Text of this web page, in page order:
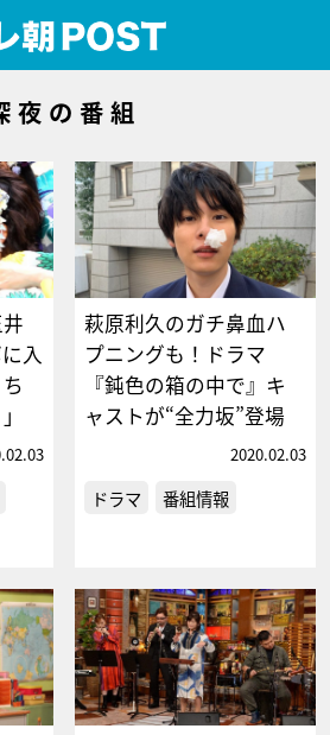
夜の番組
入
萩原利久のガチ鼻血ハ
プニングも！ドラマ
『鈍色の箱の中で』キ
ャストが“全力坂”登場
2020.02.03
ドラマ 番組情報